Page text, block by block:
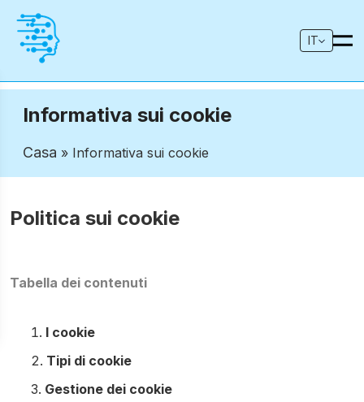
IT
Informativa sui cookie
Casa » Informativa sui cookie
Politica sui cookie
Tabella dei contenuti
I cookie
Tipi di cookie
Gestione dei cookie